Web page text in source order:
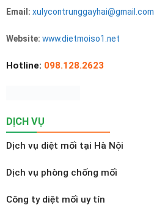
Email: xulycontrunggayhai@gmail.com
Website: www.dietmoiso1.net
Hotline: 098.128.2623
DỊCH VỤ
Dịch vụ diệt mối tại Hà Nội
Dịch vụ phòng chống mối
Công ty diệt mối uy tín